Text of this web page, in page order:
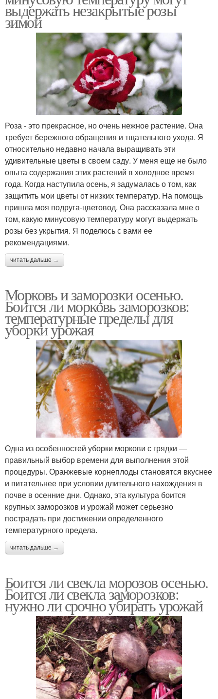
выдержать незакрытые розы
зимой
Роза - это прекрасное, но очень нежное растение. Она
требует бережного обращения и тщательного ухода. Я
относительно недавно начала выращивать эти
удивительные цветы в своем саду. У меня еще не было
опыта содержания этих растений в холодное время
года. Когда наступила осень, я задумалась о том, как
защитить мои цветы от низких температур. На помощь
пришла моя подруга-цветовод. Она рассказала мне о
том, какую минусовую температуру могут выдержать
розы без укрытия. Я поделюсь с вами ее
рекомендациями.
читать дальше →
Морковь и заморозки осенью.
Боится ли морковь заморозков:
температурные пределы для
уборки урожая
Одна из особенностей уборки моркови с грядки —
правильный выбор времени для выполнения этой
процедуры. Оранжевые корнеплоды становятся вкуснее
и питательнее при условии длительного нахождения в
почве в осенние дни. Однако, эта культура боится
крупных заморозков и урожай может серьезно
пострадать при достижении определенного
температурного предела.
читать дальше →
Боится ли свекла морозов осенью.
Боится ли свекла заморозков:
нужно ли срочно убирать урожай